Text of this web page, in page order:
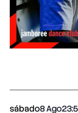
sábado8 Ago